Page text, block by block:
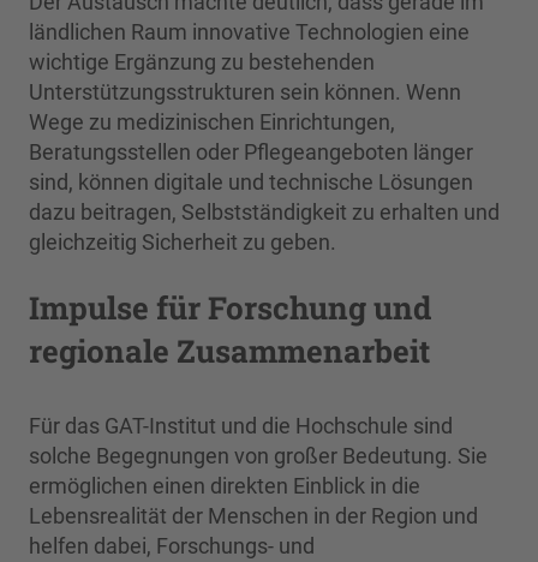
ländlichen Raum innovative Technologien eine
wichtige Ergänzung zu bestehenden
Unterstützungsstrukturen sein können. Wenn
Wege zu medizinischen Einrichtungen,
Beratungsstellen oder Pflegeangeboten länger
sind, können digitale und technische Lösungen
dazu beitragen, Selbstständigkeit zu erhalten und
gleichzeitig Sicherheit zu geben.
Impulse für Forschung und
regionale Zusammenarbeit
Für das GAT-Institut und die Hochschule sind
solche Begegnungen von großer Bedeutung. Sie
ermöglichen einen direkten Einblick in die
Lebensrealität der Menschen in der Region und
helfen dabei, Forschungs- und